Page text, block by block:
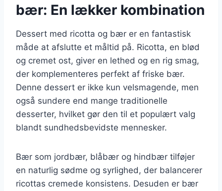
bær: En lækker kombination
Dessert med ricotta og bær er en fantastisk
måde at afslutte et måltid på. Ricotta, en blød
og cremet ost, giver en lethed og en rig smag,
der komplementeres perfekt af friske bær.
Denne dessert er ikke kun velsmagende, men
også sundere end mange traditionelle
desserter, hvilket gør den til et populært valg
blandt sundhedsbevidste mennesker.
Bær som jordbær, blåbær og hindbær tilføjer
en naturlig sødme og syrlighed, der balancerer
ricottas cremede konsistens. Desuden er bær